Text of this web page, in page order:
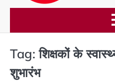
Tag:शिक्षकों के
शुभारंभ